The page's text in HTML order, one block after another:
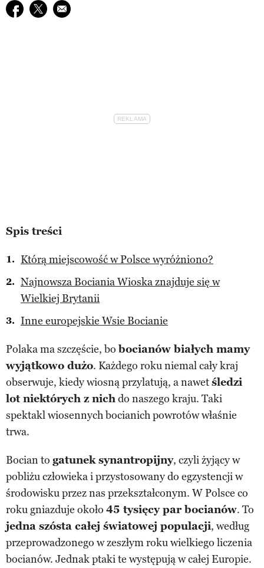
Udostępnij na facebook
Udostępnij na twitter
E-mail do przyjaciela
Spis treści
Którą miejscowość w Polsce wyróżniono?
Najnowsza Bociania Wioska znajduje się w
Wielkiej Brytanii
Inne europejskie Wsie Bocianie
Polaka ma szczęście, bobocianów białych mamy
wyjątkowo dużo. Każdego roku niemal cały kraj
obserwuje, kiedy wiosną przylatują, a nawetśledzi
lot niektórych z nichdo naszego kraju. Taki
spektakl wiosennych bocianich powrotów właśnie
trwa.
Bocian to gatunek synantropijny, czyli żyjący w
pobliżu człowieka i przystosowany do egzystencji w
środowisku przez nas przekształconym. W Polsce co
roku gniazduje około 45 tysięcy par bocianów. To
jedna szósta całej światowej populacji, według
przeprowadzonego w zeszłym roku wielkiego liczenia
bocianów. Jednak ptaki te występują w całej Europie.